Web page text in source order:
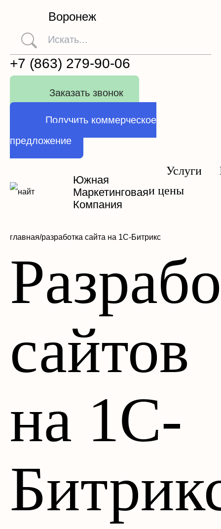
Воронеж
+7 (863) 279-90-06
Заказать звонок
Получить коммерческое
предложение
Южная
Маркетинговая
Компания
Услуги
и цены
главная/разработка сайта на 1С-Битрикс
сайтов
на 1С-